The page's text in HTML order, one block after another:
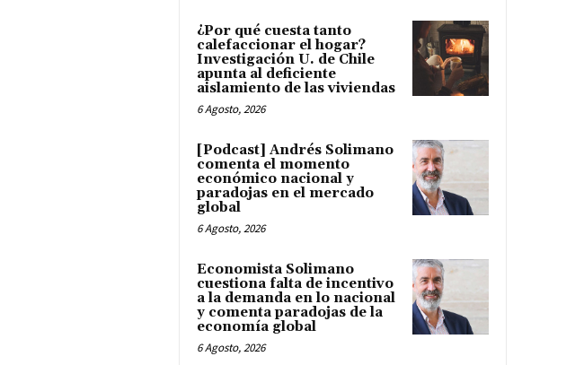
¿Por qué cuesta tanto
calefaccionar el hogar?
Investigación U. de Chile
apunta al deficiente
aislamiento de las viviendas
6 Agosto, 2026
[Podcast] Andrés Solimano
comenta el momento
económico nacional y
paradojas en el mercado
global
6 Agosto, 2026
Economista Solimano
cuestiona falta de incentivo
a la demanda en lo nacional
y comenta paradojas de la
economía global
6 Agosto, 2026